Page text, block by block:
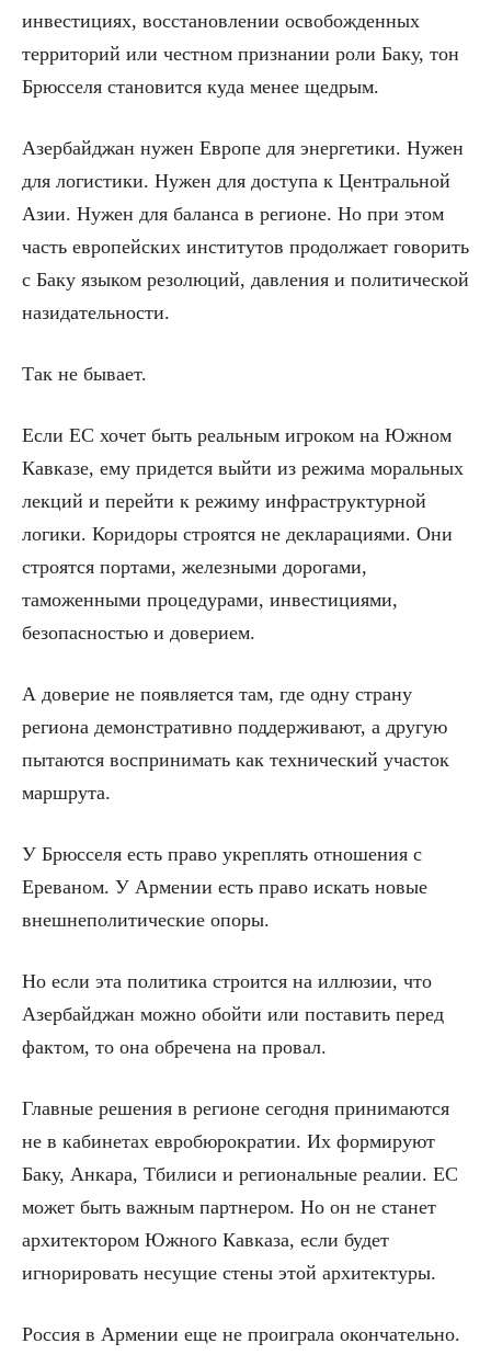
инвестициях, восстановлении освобожденных
территорий или честном признании роли Баку, тон
Брюсселя становится куда менее щедрым.
Азербайджан нужен Европе для энергетики. Нужен
для логистики. Нужен для доступа к Центральной
Азии. Нужен для баланса в регионе. Но при этом
часть европейских институтов продолжает говорить
с Баку языком резолюций, давления и политической
назидательности.
Так не бывает.
Если ЕС хочет быть реальным игроком на Южном
Кавказе, ему придется выйти из режима моральных
лекций и перейти к режиму инфраструктурной
логики. Коридоры строятся не декларациями. Они
строятся портами, железными дорогами,
таможенными процедурами, инвестициями,
безопасностью и доверием.
А доверие не появляется там, где одну страну
региона демонстративно поддерживают, а другую
пытаются воспринимать как технический участок
маршрута.
У Брюсселя есть право укреплять отношения с
Ереваном. У Армении есть право искать новые
внешнеполитические опоры.
Но если эта политика строится на иллюзии, что
Азербайджан можно обойти или поставить перед
фактом, то она обречена на провал.
Главные решения в регионе сегодня принимаются
не в кабинетах евробюрократии. Их формируют
Баку, Анкара, Тбилиси и региональные реалии. ЕС
может быть важным партнером. Но он не станет
архитектором Южного Кавказа, если будет
игнорировать несущие стены этой архитектуры.
Россия в Армении еще не проиграла окончательно.